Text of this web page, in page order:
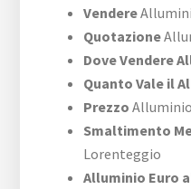
Vendere
Quotazione
Dove Vendere
Quanto Vale il
Prezzo
Smaltimento
Lorenteggio
Alluminio Euro